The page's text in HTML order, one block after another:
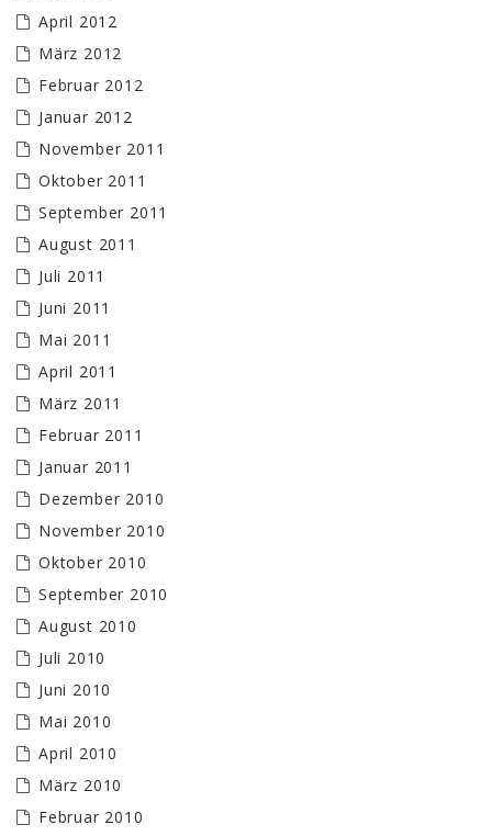
April 2012
März 2012
Februar 2012
Januar 2012
November 2011
Oktober 2011
September 2011
August 2011
Juli 2011
Juni 2011
Mai 2011
April 2011
März 2011
Februar 2011
Januar 2011
Dezember 2010
November 2010
Oktober 2010
September 2010
August 2010
Juli 2010
Juni 2010
Mai 2010
April 2010
März 2010
Februar 2010